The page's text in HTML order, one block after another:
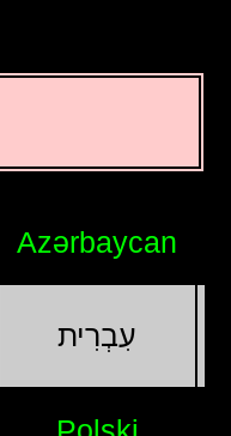
Azərbaycan
עִבְרִית